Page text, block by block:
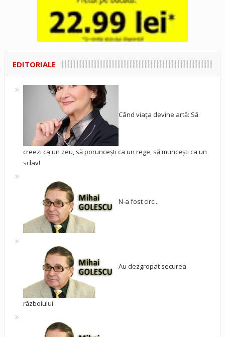
EDITORIALE
Când viața devine artă: Să
creezi ca un zeu, să poruncești ca un rege, să muncești ca un
sclav!
N-a fost circ...
Au dezgropat securea
războiului